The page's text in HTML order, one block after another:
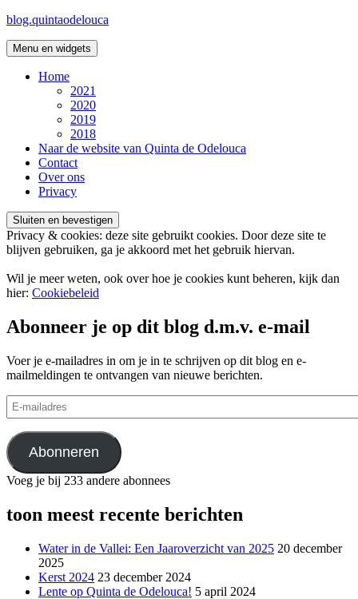
Ga
de
blog.quintaodelouca
Menu en widgets
Home
2021
2020
2019
2018
Naar de website van Quinta de Odelouca
Contact
Over ons
Privacy
Privacy & cookies: deze site gebruikt cookies. Door deze site te
blijven gebruiken, ga je akkoord met het gebruik hiervan.
Wil je meer weten, ook over hoe je cookies kunt beheren, kijk dan
hier: Cookiebeleid
Abonneer je op dit blog d.m.v. e-mail
Voer je e-mailadres in om je in te schrijven op dit blog en e-
mailmeldingen te ontvangen van nieuwe berichten.
E-
mailadres
Abonneren
Voeg je bij 233 andere abonnees
toon meest recente berichten
Water in de Vallei: Een Jaaroverzicht van 2025 20 december
2025
Kerst 2024 23 december 2024
Lente op Quinta de Odelouca! 5 april 2024